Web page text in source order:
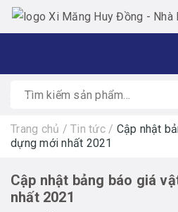
Trang chủ / Tin tức / Cập nhật
dựng mới nhất 2021
Cập nhật bảng báo giá
nhất 2021